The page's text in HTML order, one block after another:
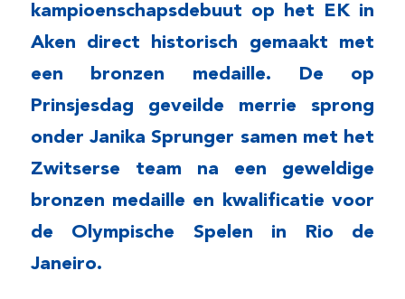
kampioenschapsdebuut op het EK in
Aken direct historisch gemaakt met
een bronzen medaille. De op
Prinsjesdag geveilde merrie sprong
onder Janika Sprunger samen met het
Zwitserse team na een geweldige
bronzen medaille en kwalificatie voor
de Olympische Spelen in Rio de
Janeiro.